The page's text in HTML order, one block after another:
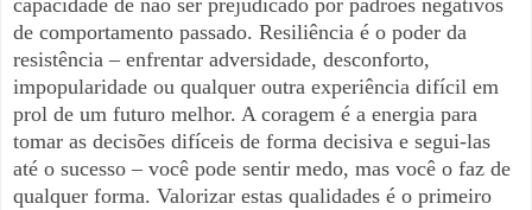
capacidade de não ser prejudicado por padrões negativos
de comportamento passado. Resiliência é o poder da
resistência – enfrentar adversidade, desconforto,
impopularidade ou qualquer outra experiência difícil em
prol de um futuro melhor. A coragem é a energia para
tomar as decisões difíceis de forma decisiva e segui-las
até o sucesso – você pode sentir medo, mas você o faz de
qualquer forma. Valorizar estas qualidades é o primeiro